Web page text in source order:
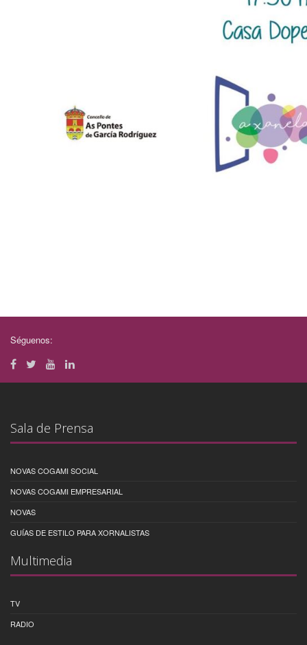
Séguenos:
Sala de Prensa
NOVAS COGAMI SOCIAL
NOVAS COGAMI EMPRESARIAL
NOVAS
GUÍAS DE ESTILO PARA XORNALISTAS
Multimedia
TV
RADIO